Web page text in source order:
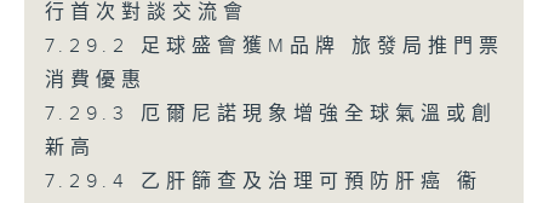
行首次對談交流會
7.29.2 足球盛會獲M品牌 旅發局推門票
消費優惠
7.29.3 厄爾尼諾現象增強全球氣溫或創
新高
7.29.4 乙肝篩查及治理可預防肝癌 衞